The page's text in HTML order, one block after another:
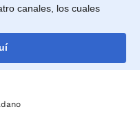
canales, los cuales